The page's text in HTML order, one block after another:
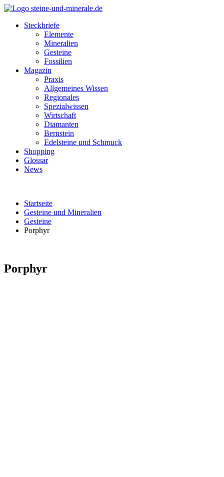
Steckbriefe
Elemente
Mineralien
Gesteine
Fossilien
Magazin
Praxis
Allgemeines Wissen
Regionales
Spezialwissen
Wirtschaft
Diamanten
Bernstein
Edelsteine und Schmuck
Shopping
Glossar
News
Startseite
Gesteine und Mineralien
Gesteine
Porphyr
Porphyr